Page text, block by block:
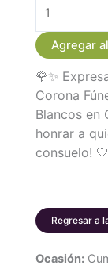
Corona
Funebre
de
Rosas
y
Crisantemos
cantidad
Agregar
🌹✨
Corona
Blancos en
honrar a
consuelo! 🤍
Regresar a
Ocasión: